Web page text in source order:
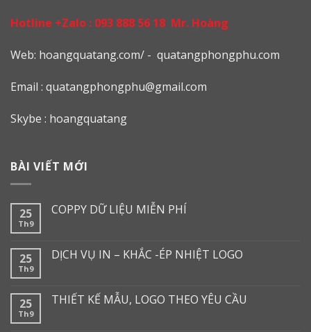
Hotline +Zalo : 093 888 56 18 Mr. Hoàng
Web: hoangquatang.com/ - quatangphongphu.com
Email : quatangphongphu@gmail.com
Skybe : hoangquatang
BÀI VIẾT MỚI
25
Th9
COPPY DỮ LIỆU MIỄN PHÍ
25
Th9
DỊCH VỤ IN – KHẮC -ÉP NHIỆT LOGO
25
Th9
THIẾT KẾ MẪU, LOGO THEO YÊU CẦU